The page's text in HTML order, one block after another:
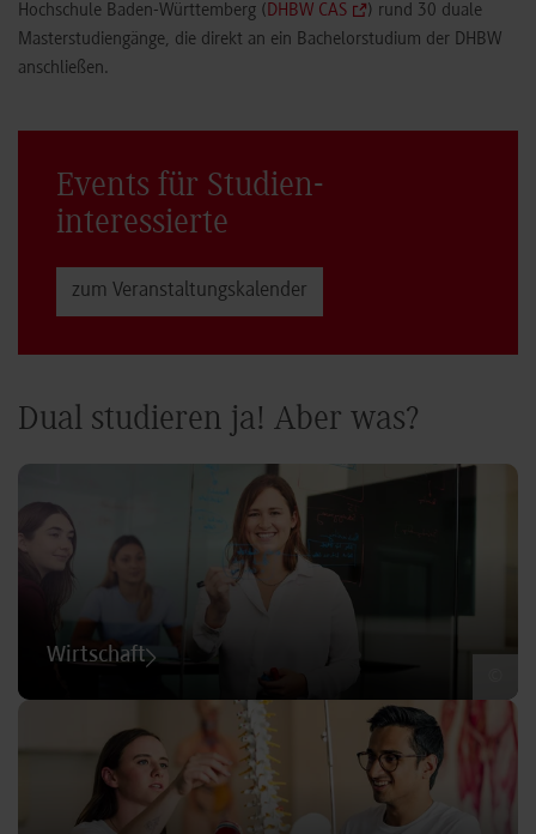
Hochschule Baden-Württemberg (DHBW CAS
) rund 30 duale
Masterstudiengänge, die direkt an ein Bachelorstudium der DHBW
anschließen.
Events für Studien­
interessierte
zum Veranstaltungs­kalender
Dual studieren ja! Aber was?
Wirtschaft